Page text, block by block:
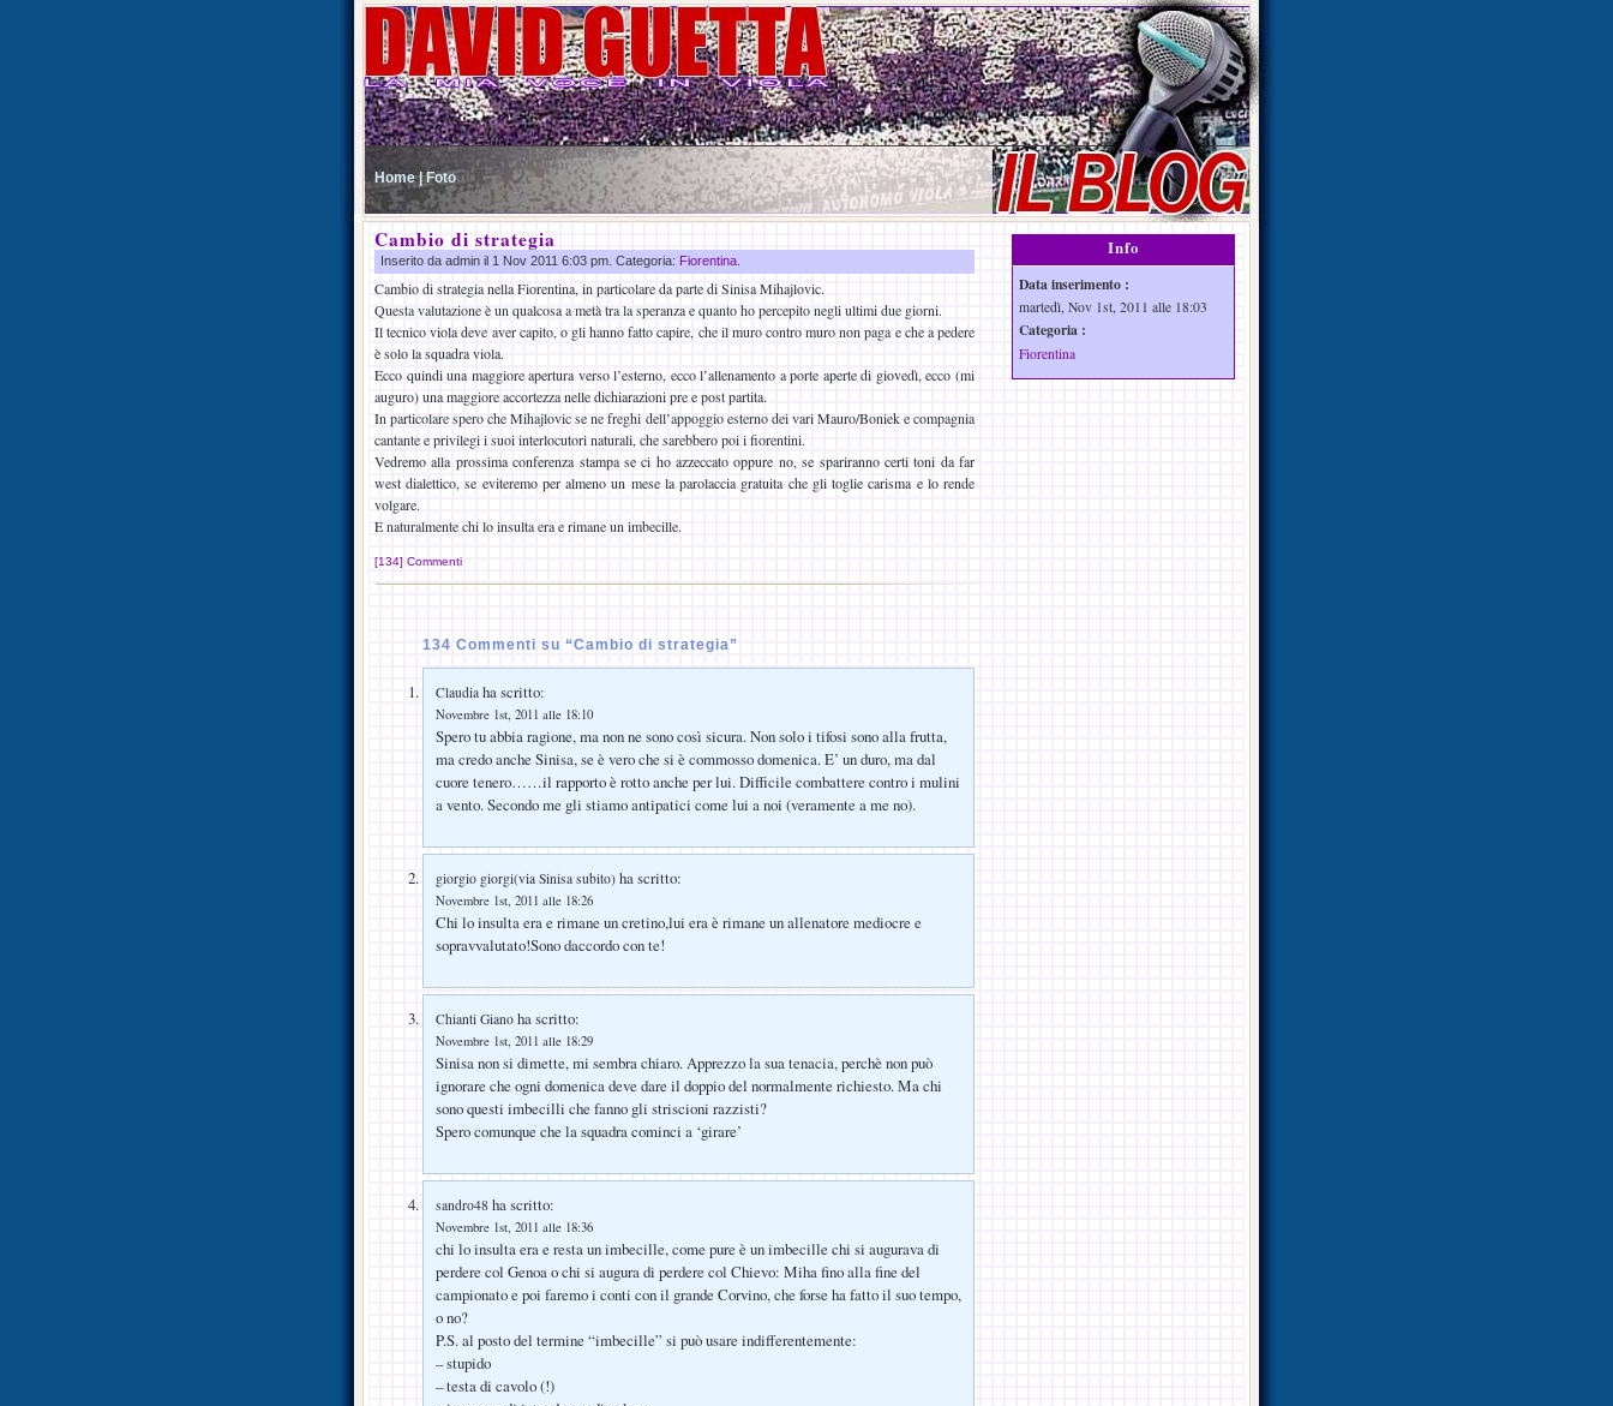
Home | Foto
Cambio di strategia
Inserito da admin il 1 Nov 2011 6:03 pm. Categoria: Fiorentina
Cambio di strategia nella Fiorentina, in particolare da parte di Sinisa Mihajlovic.
Questa valutazione è un qualcosa a metà tra la speranza e quanto ho percepito negli ultimi due giorni.
Il tecnico viola deve aver capito, o gli hanno fatto capire, che il muro contro muro non paga e che a pedere
è solo la squadra viola.
Ecco quindi una maggiore apertura verso l’esterno, ecco l’allenamento a porte aperte di giovedì, ecco (mi
auguro) una maggiore accortezza nelle dichiarazioni pre e post partita.
In particolare spero che Mihajlovic se ne freghi dell’appoggio esterno dei vari Mauro/Boniek e compagnia
cantante e privilegi i suoi interlocutori naturali, che sarebbero poi i fiorentini.
Vedremo alla prossima conferenza stampa se ci ho azzeccato oppure no, se spariranno certi toni da far
west dialettico, se eviteremo per almeno un mese la parolaccia gratuita che gli toglie carisma e lo rende
volgare.
E naturalmente chi lo insulta era e rimane un imbecille.
[134] Commenti
134 Commenti su “Cambio di strategia”
Claudia ha scritto:
Novembre 1st, 2011 alle 18:10
Spero tu abbia ragione, ma non ne sono così sicura. Non solo i tifosi sono alla frutta,
ma credo anche Sinisa, se è vero che si è commosso domenica. E’ un duro, ma dal
cuore tenero……il rapporto è rotto anche per lui. Difficile combattere contro i mulini
a vento. Secondo me gli stiamo antipatici come lui a noi (veramente a me no).
giorgio giorgi(via Sinisa subito) ha scritto:
Novembre 1st, 2011 alle 18:26
Chi lo insulta era e rimane un cretino,lui era è rimane un allenatore mediocre e
sopravvalutato!Sono daccordo con te!
Chianti Giano ha scritto:
Novembre 1st, 2011 alle 18:29
Sinisa non si dimette, mi sembra chiaro. Apprezzo la sua tenacia, perchè non può
ignorare che ogni domenica deve dare il doppio del normalmente richiesto. Ma chi
sono questi imbecilli che fanno gli striscioni razzisti?
Spero comunque che la squadra cominci a ‘girare’
sandro48 ha scritto:
Novembre 1st, 2011 alle 18:36
chi lo insulta era e resta un imbecille, come pure è un imbecille chi si augurava di
perdere col Genoa o chi si augura di perdere col Chievo: Miha fino alla fine del
campionato e poi faremo i conti con il grande Corvino, che forse ha fatto il suo tempo,
o no?
P.S. al posto del termine “imbecille” si può usare indifferentemente:
– stupido
– testa di cavolo (!)
Info
Data inserimento :
martedì, Nov 1st, 2011 alle 18:03
Categoria :
Fiorentina